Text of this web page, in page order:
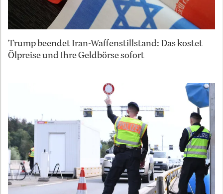
Trump beendet Iran-Waffenstillstand: Das kostet
Ölpreise und Ihre Geldbörse sofort